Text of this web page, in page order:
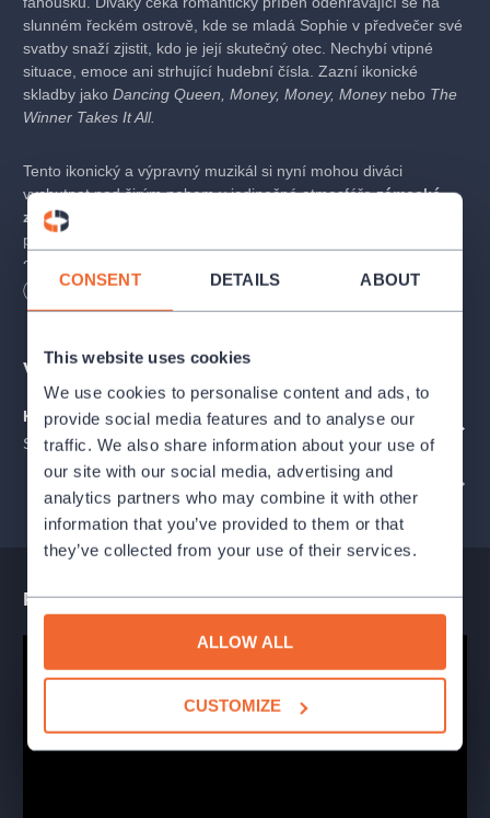
CONSENT DETAILS ABOUT
This website uses cookies
We use cookies to personalise content and ads, to
provide social media features and to analyse our
traffic. We also share information about your use of
our site with our social media, advertising and
analytics partners who may combine it with other
information that you’ve provided to them or that
they’ve collected from your use of their services.
ALLOW ALL
CUSTOMIZE
slunném řeckém ostrově, kde se mladá Sophie v předvečer své
svatby snaží zjistit, kdo je její skutečný otec. Nechybí vtipné
situace, emoce ani strhující hudební čísla. Zazní ikonické
skladby jako Dancing Queen, Money, Money, Money nebo The
Winner Takes It All.
Tento ikonický a výpravný muzikál si nyní mohou diváci
vychutnat pod širým nebem v jedinečné atmosféřezámecké
zahrady v Kroměříži
představení s živým orchestrem, působivou scénou,
choreografiemi i skvělými hereckými a pěveckými výkony.
Mamma Mia! nabízí večer plný emocí, zábavy a hudby, která
vás zvedne ze sedadel.
Nastudování:Městské divadlo Brno
PERFORMERS
Donna Sheridanová:Alena Antalová / Markéta Sedláčková /
Ivana Vaňková
Zuzana Skálová / Lucie Bergerová / Radka Coufalová
Tanya: Johana Gazdíková / Pavla Vitázková / Jana Musilová
Sam Carmichael:Robert Jícha / Igor Ondříček / Viktor Skála
Harry Bright:Robert Jícha / Milan Němec / Alan Novotný
Sky:Robin Schenk / Jonáš Florián / Marco Salvadori
Libor Matouš / Kristian Pekar
Ali:
Length 155 minutes
Venues
Kroměříž zámek
Sněmovní náměstí 1, Kroměříž
SHOW ON THE MAP
ORGANIZER PROFILE: KULTURA POD HVĚZDAMI
Performance teaser